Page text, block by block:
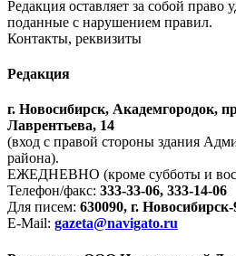
Редакция оставляет за собой право
поданные с нарушением правил.
Контакты, реквизиты
Редакция
г. Новосибирск, Академгородок,
Лаврентьева, 14
(вход с правой стороны здания
района).
ЕЖЕДНЕВНО (кроме субботы и
Телефон/факс: 333-33-06, 333-14-06
Для писем: 630090, г. Новосибирск-
E-Mail: gazeta@navigato.ru